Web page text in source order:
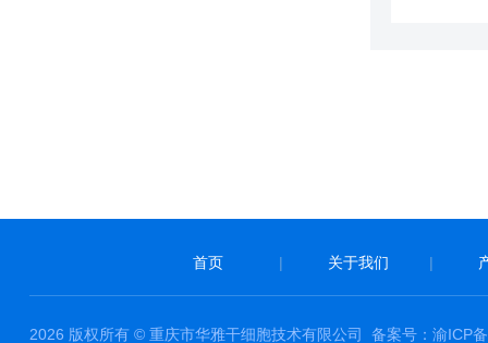
首页 | 关于我们 |
2026 版权所有 © 重庆市华雅干细胞技术有限公司 备案号：渝ICP